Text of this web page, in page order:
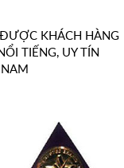
ĐƯỢC KHÁCH HÀNG
TIẾNG, UY TÍN